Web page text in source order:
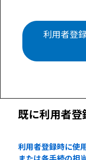
利用者登
既に利用者
利用者登録時に使